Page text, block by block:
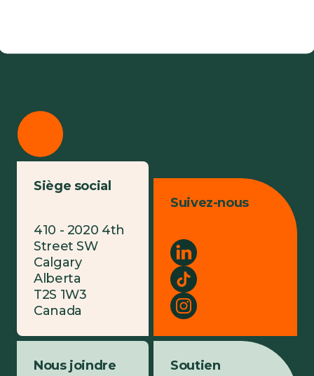
Siège social
410 - 2020 4th
Street SW
Calgary
Alberta
T2S 1W3
Canada
Nous joindre
Suivez-nous
Soutien